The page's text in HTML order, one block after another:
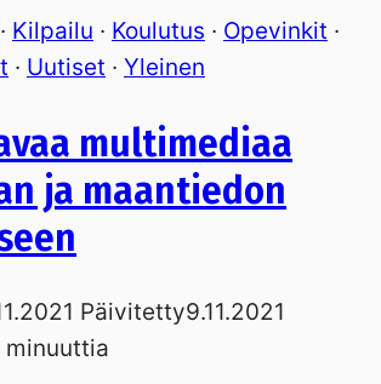
· Kilpailu · Koulutus · Opevinkit ·
· Uutiset · Yleinen
multimediaa
ja maantiedon
Päivitetty9.11.2021
minuuttia